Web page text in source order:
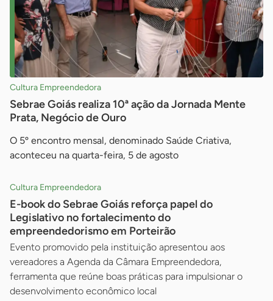
Cultura Empreendedora
Sebrae Goiás realiza 10ª ação da Jornada Mente
Prata, Negócio de Ouro
O 5º encontro mensal, denominado Saúde Criativa,
aconteceu na quarta-feira, 5 de agosto
Cultura Empreendedora
E-book do Sebrae Goiás reforça papel do
Legislativo no fortalecimento do
empreendedorismo em Porteirão
Evento promovido pela instituição apresentou aos
vereadores a Agenda da Câmara Empreendedora,
ferramenta que reúne boas práticas para impulsionar o
desenvolvimento econômico local